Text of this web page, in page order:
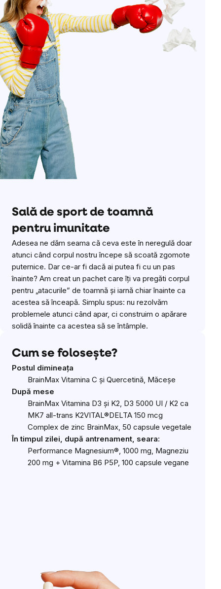
Sală de sport de toamnă
pentru imunitate
Adesea ne dăm seama că ceva este în neregulă doar
atunci când corpul nostru începe să scoată zgomote
puternice. Dar ce-ar fi dacă ai putea fi cu un pas
înainte? Am creat un pachet care îți va pregăti corpul
pentru „atacurile” de toamnă și iarnă chiar înainte ca
acestea să înceapă. Simplu spus: nu rezolvăm
problemele atunci când apar, ci construim o apărare
solidă înainte ca acestea să se întâmple.
Cum se folosește?
Postul dimineața
BrainMax Vitamina C și Quercetină, Măceșe
După mese
BrainMax Vitamina D3 și K2, D3 5000 UI / K2 ca
MK7 all-trans K2VITAL®DELTA 150 mcg
Complex de zinc BrainMax, 50 capsule vegetale
În timpul zilei, după antrenament, seara:
Performance Magnesium®, 1000 mg, Magneziu
200 mg + Vitamina B6 P5P, 100 capsule vegane